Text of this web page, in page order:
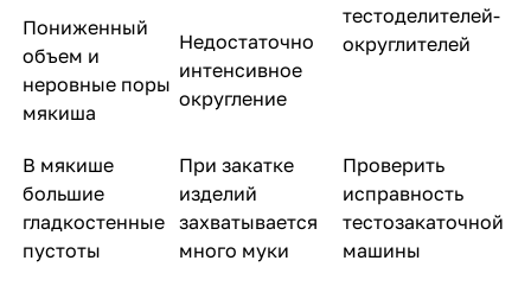
тестоделителей-
округлителей
Пониженный
объем и
неровные поры
мякиша
Недостаточно
интенсивное
округление
В мякише
большие
гладкостенные
пустоты
При закатке
изделий
захватывается
много муки
Проверить
исправность
тестозакаточной
машины